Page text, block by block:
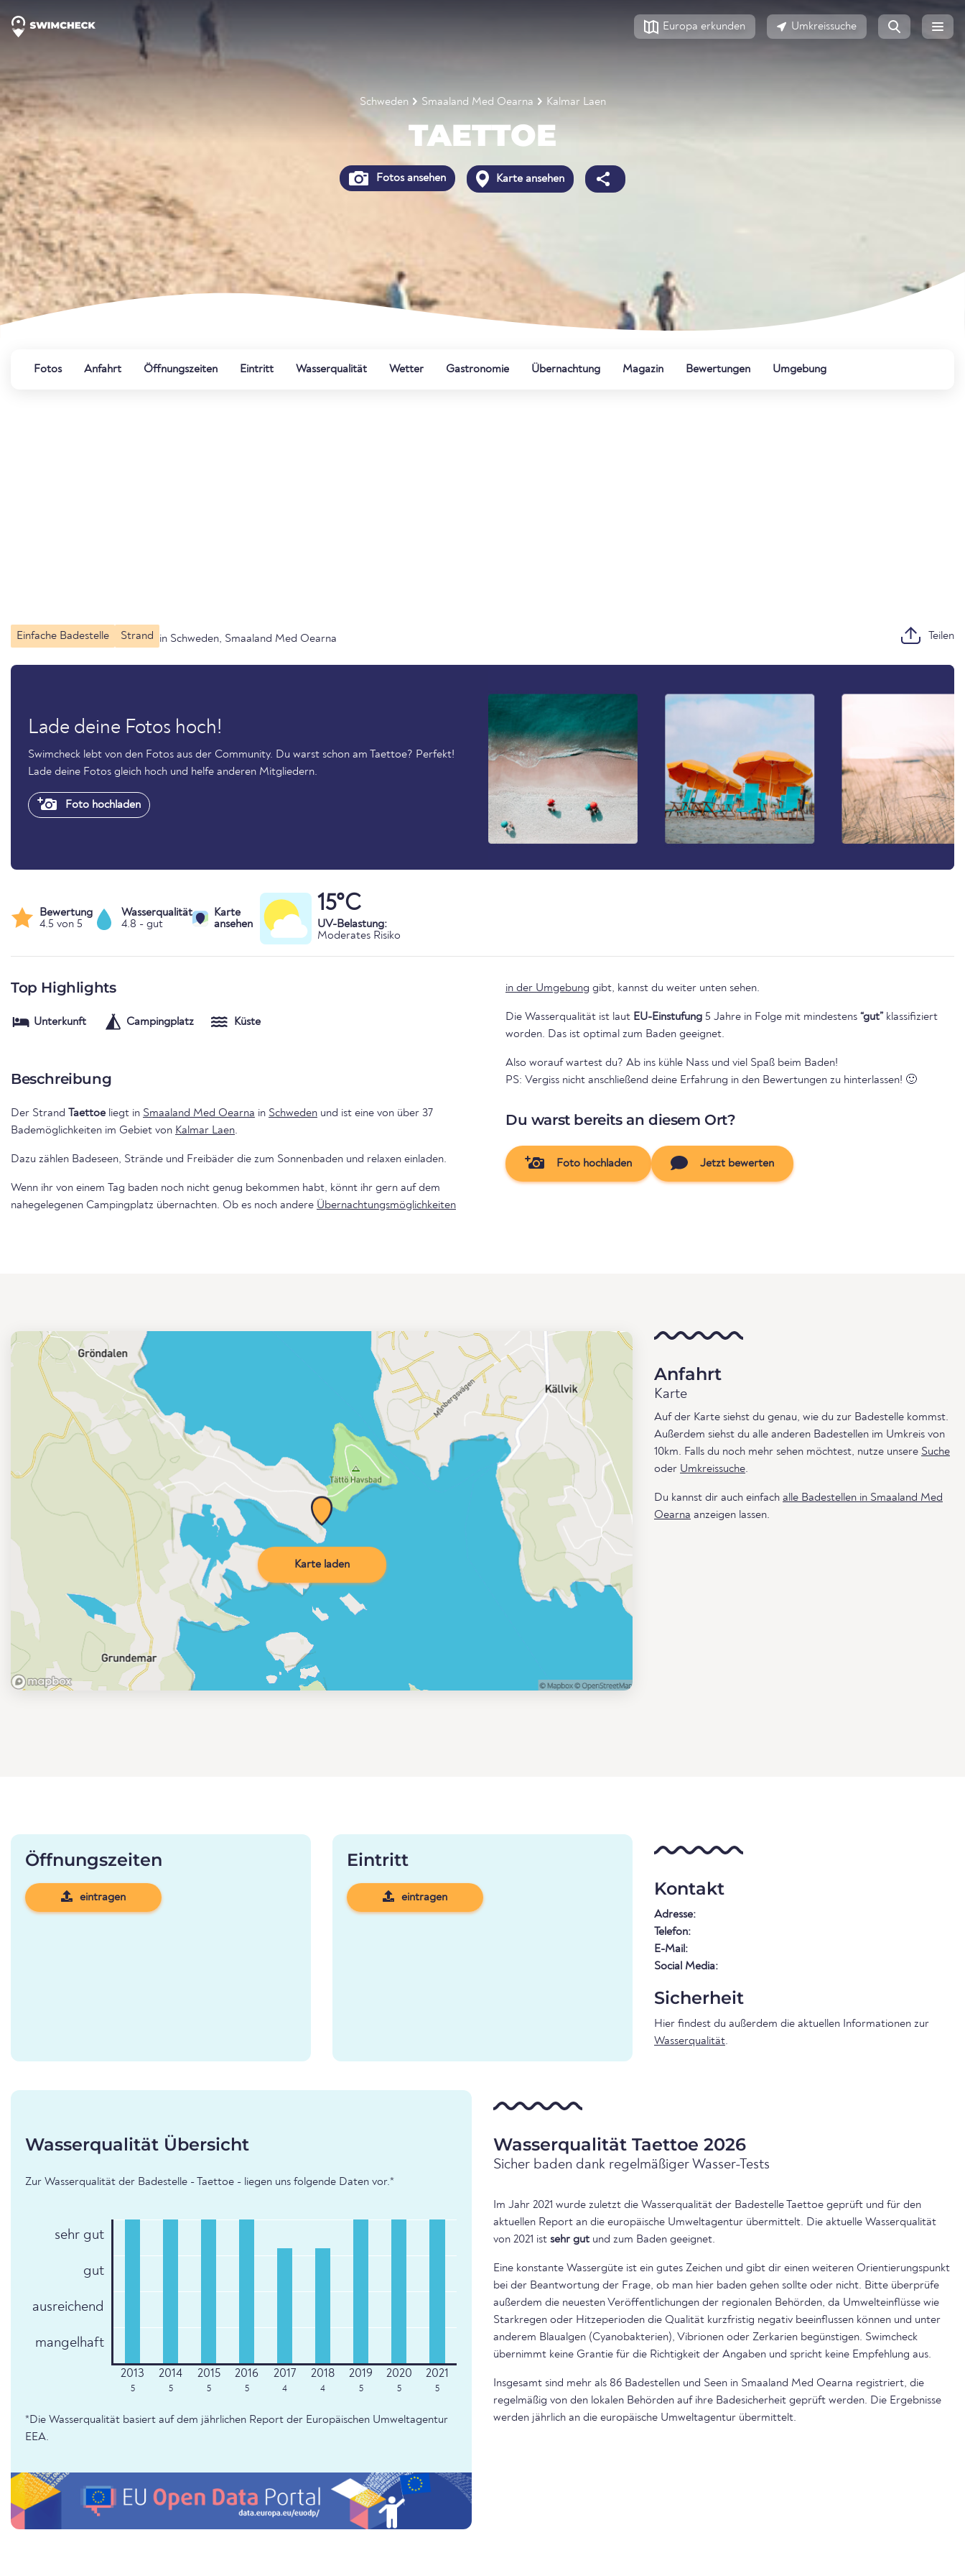
Europa erkunden Umkreissuche
Schweden Smaaland Med Oearna Kalmar Laen
TAETTOE
Fotos ansehen Karte ansehen
Fotos Anfahrt Öffnungszeiten Eintritt Wasserqualität Wetter Gastronomie Übernachtung Magazin Bewertungen Umgebung
Einfache Badestelle Strand in Schweden, Smaaland Med Oearna Teilen
Lade deine Fotos hoch!
Swimcheck lebt von den Fotos aus der Community. Du warst schon am Taettoe? Perfekt!
Lade deine Fotos gleich hoch und helfe anderen Mitgliedern.
Foto hochladen
Bewertung
4.5 von 5
Wasserqualität
4.8 - gut
Karte
ansehen
15°C
UV-Belastung:
Moderates Risiko
Top Highlights
Unterkunft Campingplatz Küste
Beschreibung
Der Strand Taettoe liegt in Smaaland Med Oearna in Schweden und ist eine von über 37
Bademöglichkeiten im Gebiet von Kalmar Laen.
Dazu zählen Badeseen, Strände und Freibäder die zum Sonnenbaden und relaxen einladen.
Wenn ihr von einem Tag baden noch nicht genug bekommen habt, könnt ihr gern auf dem
nahegelegenen Campingplatz übernachten. Ob es noch andere Übernachtungsmöglichkeiten
in der Umgebung gibt, kannst du weiter unten sehen.
Die Wasserqualität ist laut EU-Einstufung 5 Jahre in Folge mit mindestens “gut”klassifiziert
worden. Das ist optimal zum Baden geeignet.
Also worauf wartest du? Ab ins kühle Nass und viel Spaß beim Baden!
PS: Vergiss nicht anschließend deine Erfahrung in den Bewertungen zu hinterlassen! 🙂
Du warst bereits an diesem Ort?
Foto hochladen Jetzt bewerten
Karte laden
Anfahrt
Karte
Auf der Karte siehst du genau, wie du zur Badestelle kommst.
Außerdem siehst du alle anderen Badestellen im Umkreis von
10km. Falls du noch mehr sehen möchtest, nutze unsere Suche
oder Umkreissuche.
Du kannst dir auch einfach alle Badestellen in Smaaland Med
Oearna anzeigen lassen.
Öffnungszeiten
eintragen
Eintritt
eintragen Kontakt
Adresse:
Telefon:
E-Mail:
Social Media:
Sicherheit
Hier findest du außerdem die aktuellen Informationen zur
Wasserqualität.
Wasserqualität Übersicht
Zur Wasserqualität der Badestelle - Taettoe - liegen uns folgende Daten vor.*
sehr gut
gut
ausreichend
mangelhaft
5 5 5 5 4 4 5 5 5
*Die Wasserqualität basiert auf dem jährlichen Report der Europäischen Umweltagentur
EEA.
Wasserqualität Taettoe 2026
Sicher baden dank regelmäßiger Wasser-Tests
Im Jahr 2021 wurde zuletzt die Wasserqualität der Badestelle Taettoe geprüft und für den
aktuellen Report an die europäische Umweltagentur übermittelt. Die aktuelle Wasserqualität
von 2021 ist sehr gut und zum Baden geeignet.
Eine konstante Wassergüte ist ein gutes Zeichen und gibt dir einen weiteren Orientierungspunkt
bei der Beantwortung der Frage, ob man hier baden gehen sollte oder nicht. Bitte überprüfe
außerdem die neuesten Veröffentlichungen der regionalen Behörden, da Umwelteinflüsse wie
Starkregen oder Hitzeperioden die Qualität kurzfristig negativ beeinflussen können und unter
anderem Blaualgen (Cyanobakterien), Vibrionen oder Zerkarien begünstigen. Swimcheck
übernimmt keine Grantie für die Richtigkeit der Angaben und spricht keine Empfehlung aus.
Insgesamt sind mehr als 86 Badestellen und Seen in Smaaland Med Oearna registriert, die
regelmäßig von den lokalen Behörden auf ihre Badesicherheit geprüft werden. Die Ergebnisse
werden jährlich an die europäische Umweltagentur übermittelt.